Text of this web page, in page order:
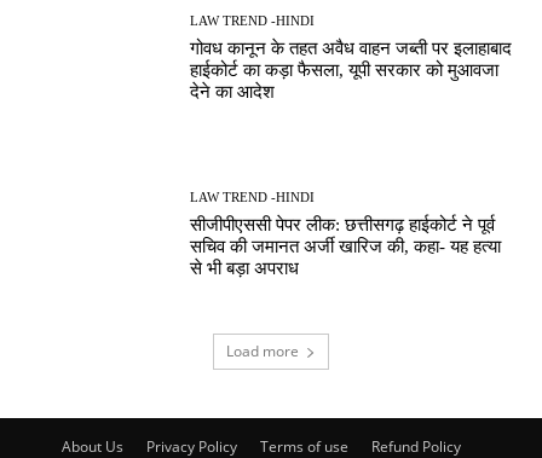
LAW TREND -HINDI
गोवध कानून के तहत अवैध वाहन जब्ती पर इलाहाबाद
हाईकोर्ट का कड़ा फैसला, यूपी सरकार को मुआवजा
देने का आदेश
LAW TREND -HINDI
सीजीपीएससी पेपर लीक: छत्तीसगढ़ हाईकोर्ट ने पूर्व
सचिव की जमानत अर्जी खारिज की, कहा- यह हत्या
से भी बड़ा अपराध
Load more
About Us Privacy Policy Terms of use Refund Policy